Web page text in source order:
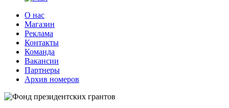
О нас
Магазин
Реклама
Контакты
Команда
Вакансии
Партнеры
Архив номеров